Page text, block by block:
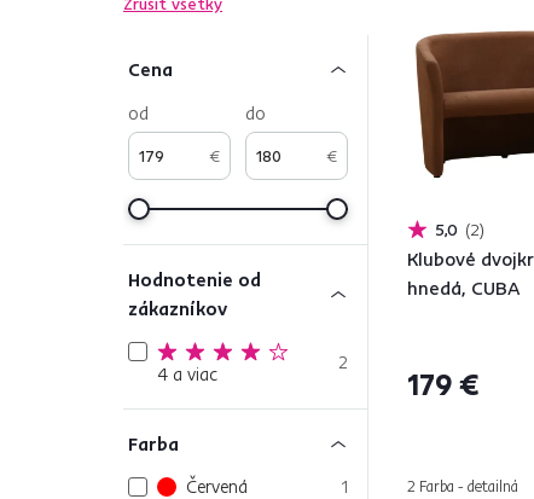
Cena
€
od
€
do
Hodnotenie od
zákazníkov
4 a viac 2
Farba
Červená
1
5,0 2
Klubové
hnedá, CUBA
179 €
2 Farba - detailná